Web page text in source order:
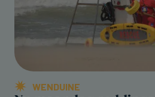
WENDUINE